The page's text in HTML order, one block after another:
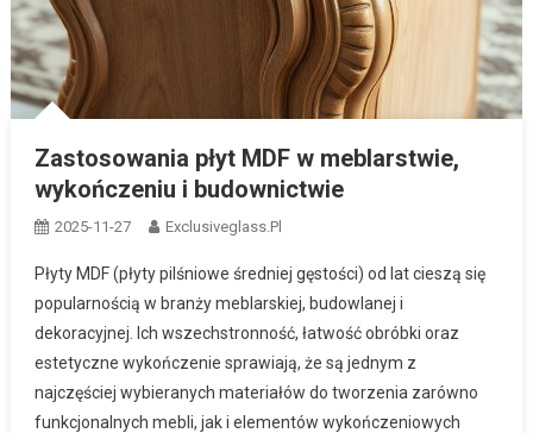
Zastosowania płyt MDF w meblarstwie,
wykończeniu i budownictwie
2025-11-27 Exclusiveglass.pl
Płyty MDF (płyty pilśniowe średniej gęstości) od lat cieszą się
popularnością w branży meblarskiej, budowlanej i
dekoracyjnej. Ich wszechstronność, łatwość obróbki oraz
estetyczne wykończenie sprawiają, że są jednym z
najczęściej wybieranych materiałów do tworzenia zarówno
funkcjonalnych mebli, jak i elementów wykończeniowych